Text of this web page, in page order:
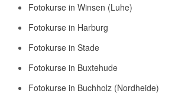
Fotokurse in Winsen (Luhe)
Fotokurse in Harburg
Fotokurse in Stade
Fotokurse in Buxtehude
Fotokurse in Buchholz (Nordheide)